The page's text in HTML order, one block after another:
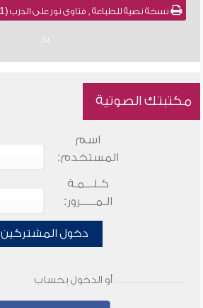
باز
مكتبتك الصوتية
اسم
المستخدم:
كـلـــمـة
الـمـــــرور:
دخول المشتركين
أو الدخول بحساب